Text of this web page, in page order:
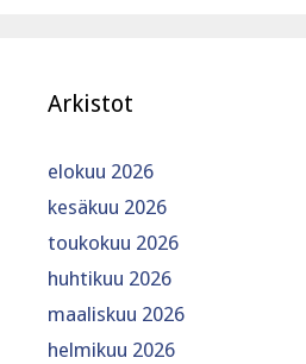
Arkistot
elokuu 2026
kesäkuu 2026
toukokuu 2026
huhtikuu 2026
maaliskuu 2026
helmikuu 2026